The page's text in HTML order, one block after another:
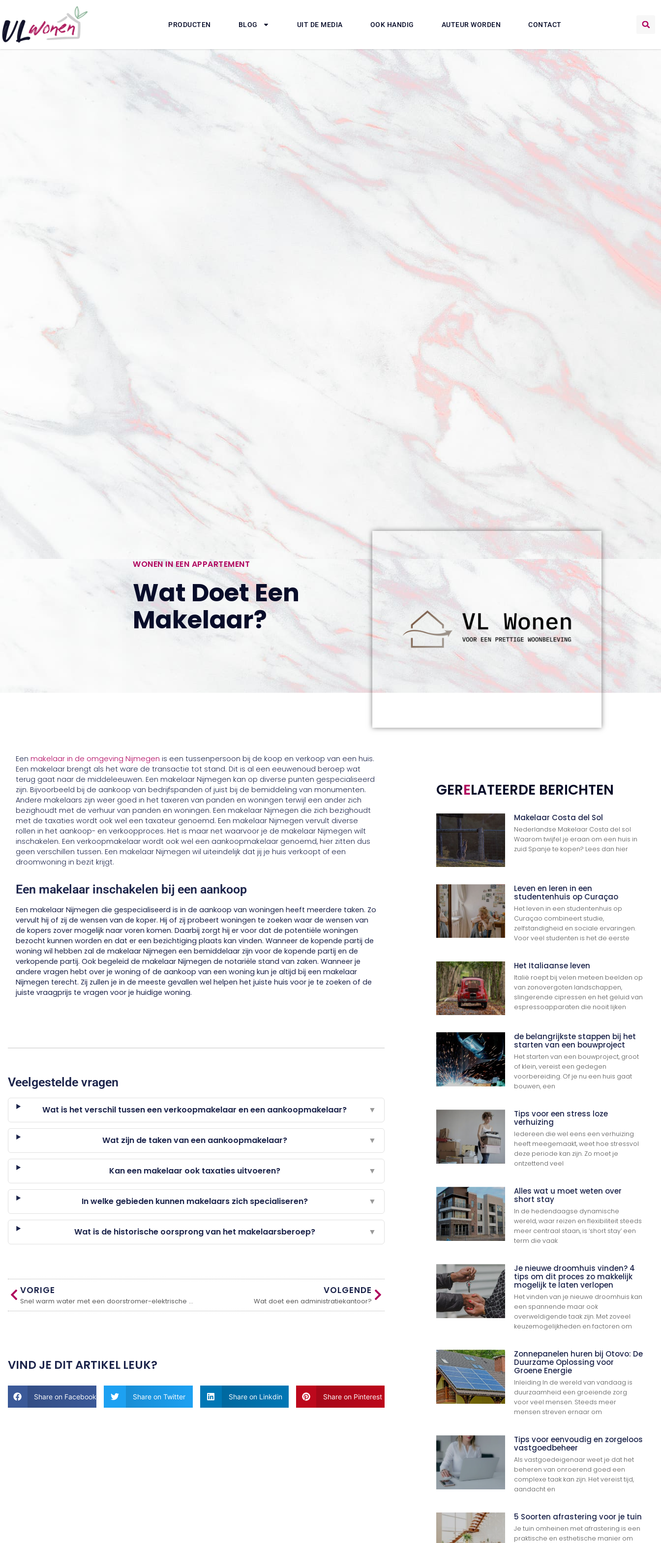
Ga Naar Boven
PRODUCTEN BLOG UIT DE MEDIA OOK HANDIG AUTEUR WORDEN CONTACT
WONEN IN EEN APPARTEMENT
Wat Doet Een
Makelaar?
Eenmakelaar in de omgeving Nijmegen is een tussenpersoon bij de koop en verkoop van een huis.
Een makelaar brengt als het ware de transactie tot stand. Dit is al een eeuwenoud beroep wat
terug gaat naar de middeleeuwen. Een makelaar Nijmegen kan op diverse punten gespecialiseerd
zijn. Bijvoorbeeld bij de aankoop van bedrijfspanden of juist bij de bemiddeling van monumenten.
Andere makelaars zijn weer goed in het taxeren van panden en woningen terwijl een ander zich
bezighoudt met de verhuur van panden en woningen. Een makelaar Nijmegen die zich bezighoudt
met de taxaties wordt ook wel een taxateur genoemd. Een makelaar Nijmegen vervult diverse
rollen in het aankoop- en verkoopproces. Het is maar net waarvoor je de makelaar Nijmegen wilt
inschakelen. Een verkoopmakelaar wordt ook wel een aankoopmakelaar genoemd, hier zitten dus
geen verschillen tussen. Een makelaar Nijmegen wil uiteindelijk dat jij je huis verkoopt of een
droomwoning in bezit krijgt.
Een makelaar inschakelen bij een aankoop
Een makelaar Nijmegen die gespecialiseerd is in de aankoop van woningen heeft meerdere taken. Zo
vervult hij of zij de wensen van de koper. Hij of zij probeert woningen te zoeken waar de wensen van
de kopers zover mogelijk naar voren komen. Daarbij zorgt hij er voor dat de potentiële woningen
bezocht kunnen worden en dat er een bezichtiging plaats kan vinden. Wanneer de kopende partij de
woning wil hebben zal de makelaar Nijmegen een bemiddelaar zijn voor de kopende partij en de
verkopende partij. Ook begeleid de makelaar Nijmegen de notariële stand van zaken. Wanneer je
andere vragen hebt over je woning of de aankoop van een woning kun je altijd bij een makelaar
Nijmegen terecht. Zij zullen je in de meeste gevallen wel helpen het juiste huis voor je te zoeken of de
juiste vraagprijs te vragen voor je huidige woning.
Veelgestelde vragen
Wat is het verschil tussen een verkoopmakelaar en een aankoopmakelaar? ▼
Wat zijn de taken van een aankoopmakelaar? ▼
Kan een makelaar ook taxaties uitvoeren? ▼
In welke gebieden kunnen makelaars zich specialiseren? ▼
Wat is de historische oorsprong van het makelaarsberoep? ▼
VORIGE
Snel warm water met een doorstromer-elektrische water verwarmer
VOLGENDE
Wat doet een administratiekantoor?
VIND JE DIT ARTIKEL LEUK?
Share on Facebook Share on Twitter Share on Linkdin Share on Pinterest
GERELATEERDE BERICHTEN
Makelaar Costa del Sol
Nederlandse Makelaar Costa del sol
Waarom twijfel je eraan om een huis in
zuid Spanje te kopen? Lees dan hier
Leven en leren in een
studentenhuis op Curaçao
Het leven in een studentenhuis op
Curaçao combineert studie,
zelfstandigheid en sociale ervaringen.
Voor veel studenten is het de eerste
Het Italiaanse leven
Italië roept bij velen meteen beelden op
van zonovergoten landschappen,
slingerende cipressen en het geluid van
espressoapparaten die nooit lijken
de belangrijkste stappen bij het
starten van een bouwproject
Het starten van een bouwproject, groot
of klein, vereist een gedegen
voorbereiding. Of je nu een huis gaat
bouwen, een
Tips voor een stress loze
verhuizing
Iedereen die wel eens een verhuizing
heeft meegemaakt, weet hoe stressvol
deze periode kan zijn. Zo moet je
ontzettend veel
Alles wat u moet weten over
short stay
In de hedendaagse dynamische
wereld, waar reizen en flexibiliteit steeds
meer centraal staan, is ‘short stay’ een
term die vaak
Je nieuwe droomhuis vinden? 4
tips om dit proces zo makkelijk
mogelijk te laten verlopen
Het vinden van je nieuwe droomhuis kan
een spannende maar ook
overweldigende taak zijn. Met zoveel
keuzemogelijkheden en factoren om
Zonnepanelen huren bij Otovo: De
Duurzame Oplossing voor
Groene Energie
Inleiding In de wereld van vandaag is
duurzaamheid een groeiende zorg
voor veel mensen. Steeds meer
mensen streven ernaar om
Tips voor eenvoudig en zorgeloos
vastgoedbeheer
Als vastgoedeigenaar weet je dat het
beheren van onroerend goed een
complexe taak kan zijn. Het vereist tijd,
aandacht en
5 Soorten afrastering voor je tuin
Je tuin omheinen met afrastering is een
praktische en esthetische manier om